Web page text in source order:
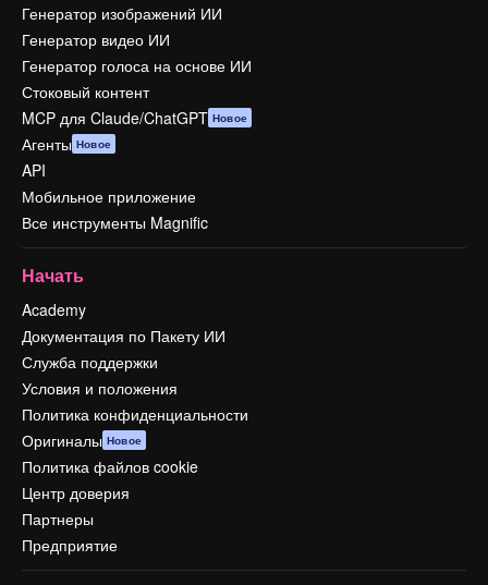
Генератор изображений ИИ
Генератор видео ИИ
Генератор голоса на основе ИИ
Стоковый контент
MCP для Claude/ChatGPT Новое
Агенты Новое
API
Мобильное приложение
Все инструменты Magnific
Начать
Academy
Документация по Пакету ИИ
Служба поддержки
Условия и положения
Политика конфиденциальности
Оригиналы Новое
Политика файлов cookie
Центр доверия
Партнеры
Предприятие